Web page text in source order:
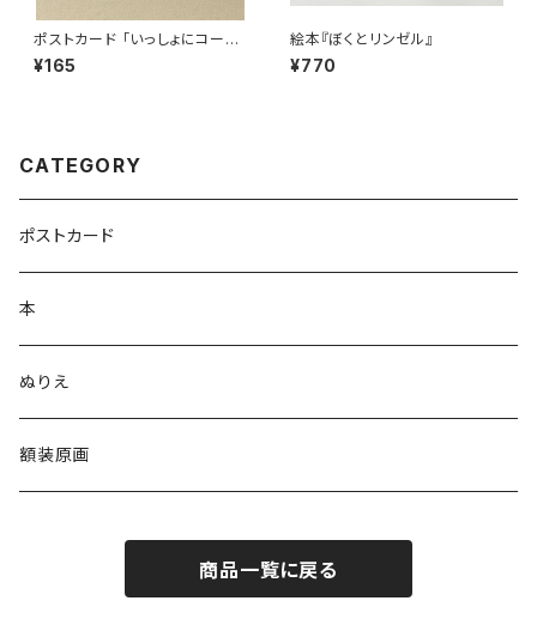
ポストカード 「いっしょにコーヒ
ー」
¥165
絵本『ぼくとリンゼル』
¥770
CATEGORY
ポストカード
本
ぬりえ
額装原画
商品一覧に戻る